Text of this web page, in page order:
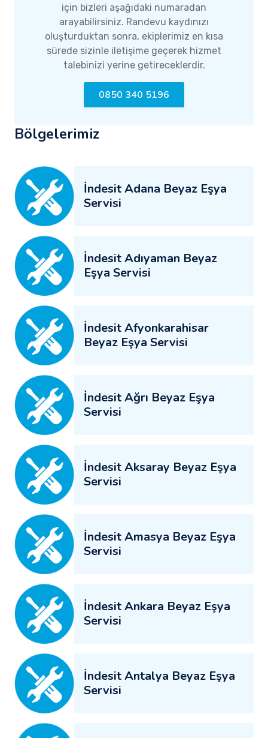
için bizleri aşağıdaki numaradan
arayabilirsiniz. Randevu kaydınızı
oluşturduktan sonra, ekiplerimiz en kısa
sürede sizinle iletişime geçerek hizmet
talebinizi yerine getireceklerdir.
0850 340 5196
Bölgelerimiz
İndesit Adana Beyaz Eşya
Servisi
İndesit Adıyaman Beyaz
Eşya Servisi
İndesit Afyonkarahisar
Beyaz Eşya Servisi
İndesit Ağrı Beyaz Eşya
Servisi
İndesit Aksaray Beyaz Eşya
Servisi
İndesit Amasya Beyaz Eşya
Servisi
İndesit Ankara Beyaz Eşya
Servisi
İndesit Antalya Beyaz Eşya
Servisi